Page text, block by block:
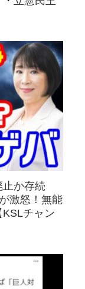
止か存続
激怒！無能
チャン